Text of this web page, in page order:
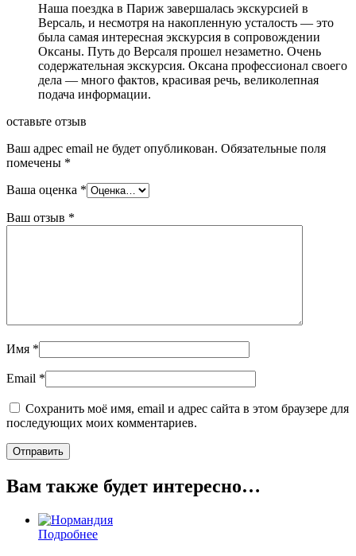
Наша поездка в Париж завершалась экскурсией в
Версаль, и несмотря на накопленную усталость — это
была самая интересная экскурсия в сопровождении
Оксаны. Путь до Версаля прошел незаметно. Очень
содержательная экскурсия. Оксана профессионал своего
дела — много фактов, красивая речь, великолепная
подача информации.
оставьте отзыв
Ваш адрес email не будет опубликован. Обязательные поля
помечены *
Ваша оценка *
Ваш отзыв *
Имя *
Email *
Сохранить моё имя, email и адрес сайта в этом браузере для
последующих моих комментариев.
Вам также будет интересно…
Подробнее